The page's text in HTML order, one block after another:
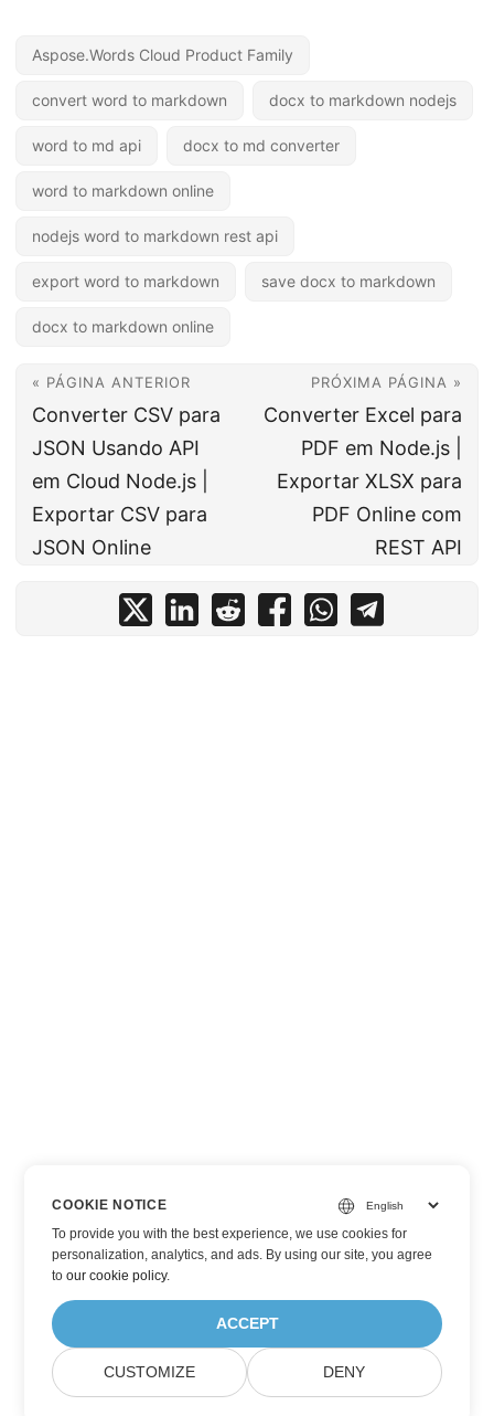
Aspose.Words Cloud Product Family
convert word to markdown docx to markdown nodejs
word to md api docx to md converter
word to markdown online
nodejs word to markdown rest api
export word to markdown save docx to markdown
docx to markdown online
« PÁGINA ANTERIOR
Converter CSV para
JSON Usando API
em Cloud Node.js |
Exportar CSV para
JSON Online
PRÓXIMA PÁGINA »
Converter Excel para
PDF em Node.js |
Exportar XLSX para
PDF Online com
REST API
COOKIE NOTICE
To provide you with the best experience, we use cookies for
personalization, analytics, and ads. By using our site, you agree
toour cookie policy.
ACCEPT
CUSTOMIZE DENY